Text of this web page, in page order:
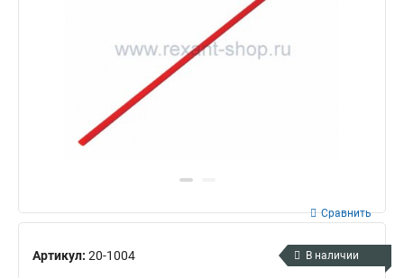
Артикул: 20-1004
Сравнить
В наличии